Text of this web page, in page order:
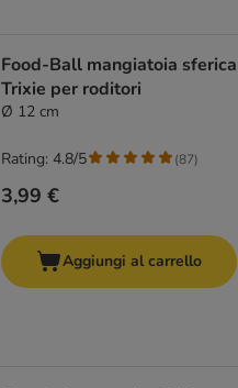
Food-Ball mangiatoia sferica
Trixie per roditori
Ø 12 cm
3,99 €
Rating: 4.8/5 (87)
Aggiungi al carrello